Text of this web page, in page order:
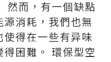
然而，有一個缺點
消耗，我們也無
得在一些有异味
困難。 環保型空